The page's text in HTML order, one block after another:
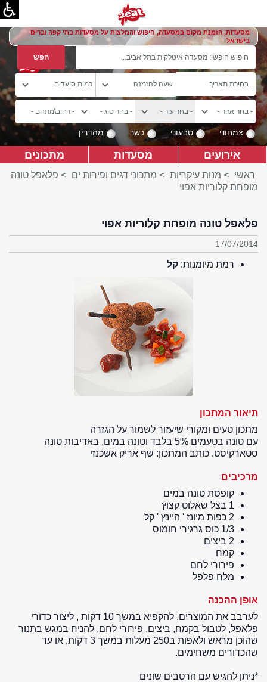
מסעדות, הזמנת מקום במסעדה, חיפוש והמלצות על מסעדות בתי קפה וברים
בישראל
צמחוני טבעוני כשר מהדרין
אירועים מסעדות מתכונים
ראשי > מנות עיקריות > מתכוני דגים ופירות ים > פלאפל טונה
מופחת קלוריות אפוי
פלאפל טונה מופחת קלוריות אפוי
17/07/2014
רמת מיומנות: קל
תיאור המתכון
מתכון טעים ומקורי שיעזור לשמור על הגזרה
עם טונה בטעמים 5% בלבד וטונה במים, באדיבות טונה
סטארקיסט. כותב המתכון: שף אריק אשכנזי
מרכיבים
קופסת טונה במים
1 בצל שאלוט קצוץ
2 כפות מיונז ' היינץ ' קל
1/3 כוס גרגירי חומוס
2 ביצים
קמח
פירורי לחם
מלח פלפל
אופן ההכנה
לערבב את המוצרים, להקפיא במשך 10 דקות , ליצור כדורי
פלאפל, לטבול בקמח, ביצים, פירורי לחם, להניח במגש בתנור
שהוכן מראש ולאפות ב250 מעלות במשך 3 דקות, או עד
שהכדורים משחימים.
*ניתן להגיש עם הרטבים שונים